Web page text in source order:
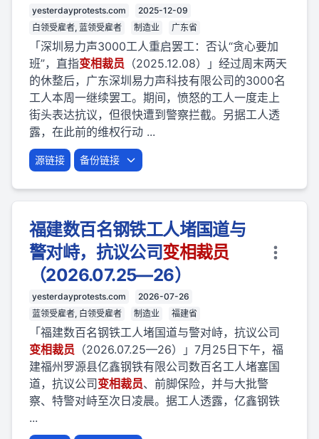
yesterdayprotests.com
2025-12-09
白领受雇者, 蓝领受雇者
制造业 广东省
「深圳易力声3000工人重启罢工：否认“贪心要加
班”，直指变相裁员 （2025.12.08）」经过周末两天
的休整后，广东深圳易力声科技有限公司的3000名
工人本周一继续罢工。期间，愤怒的工人一度走上
街头表达抗议，但很快遭到警察拦截。另据工人透
露，在此前的维权行动 ...
源链接 备份链接
福建数百名钢铁工人堵国道与
警对峙，抗议公司变相裁员
（2026.07.25—26）
yesterdayprotests.com
2026-07-26
蓝领受雇者, 白领受雇者
制造业 福建省
「福建数百名钢铁工人堵国道与警对峙，抗议公司
变相裁员 （2026.07.25—26）」7月25日下午，福
建福州罗源县亿鑫钢铁有限公司数百名工人堵塞国
道，抗议公司 变相裁员、前脚保险，并与大批警
察、特警对峙至次日凌晨。据工人透露，亿鑫钢铁
...